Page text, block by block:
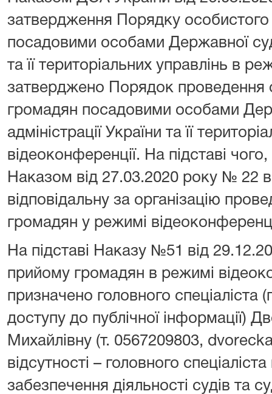
затвердження Порядку
посадовими особами Державної
та її територіальних управлінь в
затверджено Порядок проведення
громадян посадовими особами
адміністрації України та її
відеоконференції. На підставі
Наказом від 27.03.2020 року № 22
відповідальну за організацію
громадян у режимі
На підставі Наказу №51 від
прийому громадян в режимі
призначено головного спеціаліста
доступу до публічної інформації)
Михайлівну (т. 0567209803,
відсутності – головного спеціаліста
забезпечення діяльності судів та